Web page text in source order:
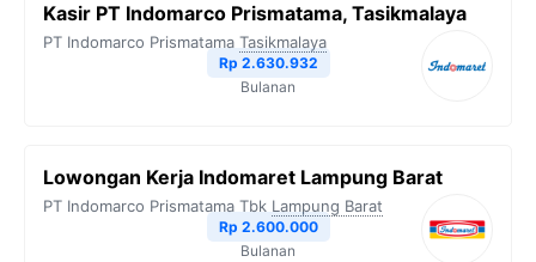
Kasir PT Indomarco Prismatama, Tasikmalaya
PT Indomarco Prismatama Tasikmalaya
Rp 2.630.932
Bulanan
Lowongan Kerja Indomaret Lampung Barat
PT Indomarco Prismatama Tbk Lampung Barat
Rp 2.600.000
Bulanan